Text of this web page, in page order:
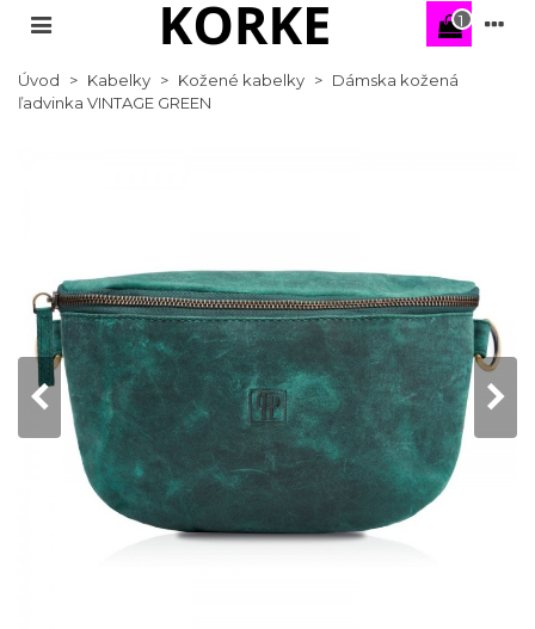
1
Úvod > Kabelky > Kožené kabelky > Dámska kožená
ľadvinka VINTAGE GREEN